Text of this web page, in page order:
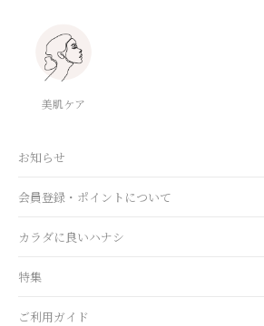
美肌ケア
お知らせ
会員登録・ポイントについて
カラダに良いハナシ
特集
ご利用ガイド